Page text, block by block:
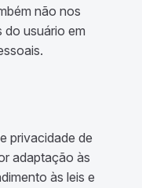
não nos
do usuário em
privacidade de
adaptação às
às leis e